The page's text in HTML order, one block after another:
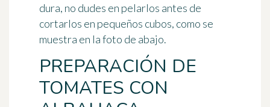
dura, no dudes en pelarlos antes de
cortarlos en pequeños cubos, como se
muestra en la foto de abajo.
PREPARACIÓN DE
TOMATES CON